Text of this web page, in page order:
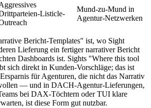
Listicle-
Mund-zu-Mund in
Agentur-Netzwerken
Bericht-Templates" ist, wo Sight
Lieferung ein fertiger narrativer Bericht
Dashboards ist. Sights "Where this tool
sich direkt in Kunden-Vorschläge; das ist
für Agenturen, die nicht das Narrativ
— und in DACH-Agentur-Lieferungen,
bei DAX-Töchtern oder TUI klare
ist diese Form gut nutzbar.